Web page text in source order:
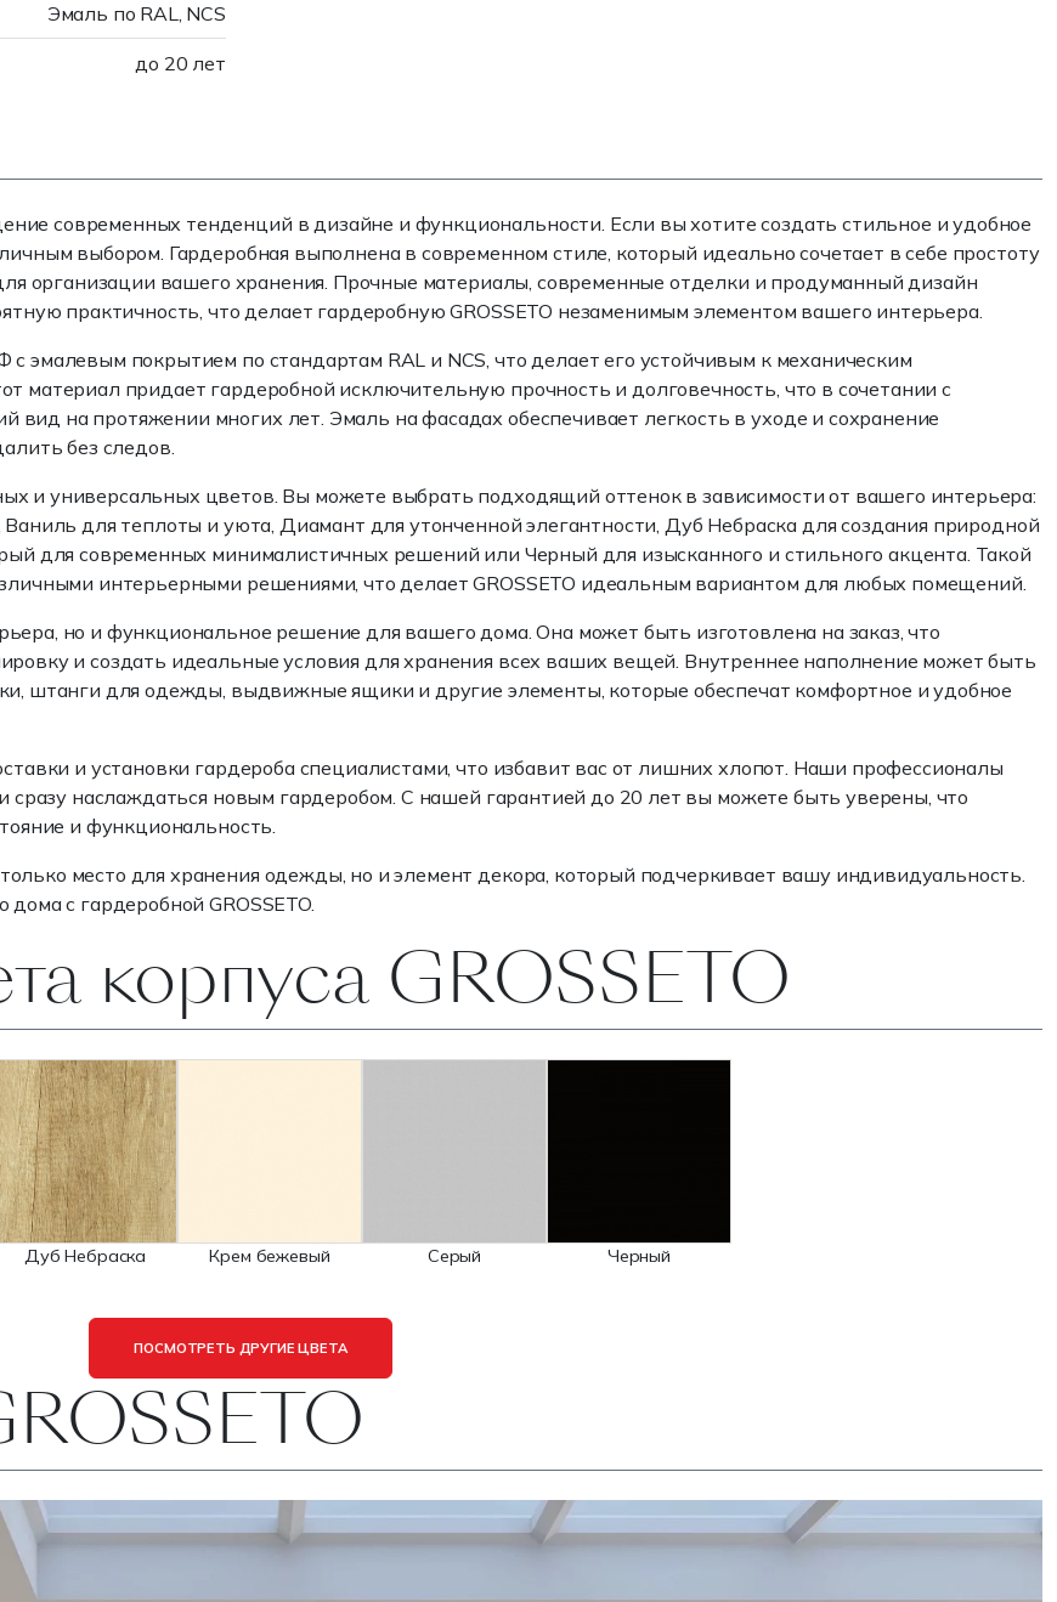
Эмаль по RAL, NCS
до 20 лет
современных тенденций в дизайне и функциональности. Если вы хотите создать стильное и удобное
выбором. Гардеробная выполнена в современном стиле, который идеально сочетает в себе простоту
организации вашего хранения. Прочные материалы, современные отделки и продуманный дизайн
практичность, что делает гардеробную GROSSETO незаменимым элементом вашего интерьера.
эмалевым покрытием по стандартам RAL и NCS, что делает его устойчивым к механическим
материал придает гардеробной исключительную прочность и долговечность, что в сочетании с
на протяжении многих лет. Эмаль на фасадах обеспечивает легкость в уходе и сохранение
без следов.
и универсальных цветов. Вы можете выбрать подходящий оттенок в зависимости от вашего интерьера:
для теплоты и уюта, Диамант для утонченной элегантности, Дуб Небраска для создания природной
для современных минималистичных решений или Черный для изысканного и стильного акцента. Такой
интерьерными решениями, что делает GROSSETO идеальным вариантом для любых помещений.
но и функциональное решение для вашего дома. Она может быть изготовлена на заказ, что
и создать идеальные условия для хранения всех ваших вещей. Внутреннее наполнение может быть
штанги для одежды, выдвижные ящики и другие элементы, которые обеспечат комфортное и удобное
и установки гардероба специалистами, что избавит вас от лишних хлопот. Наши профессионалы
сразу наслаждаться новым гардеробом. С нашей гарантией до 20 лет вы можете быть уверены, что
и функциональность.
место для хранения одежды, но и элемент декора, который подчеркивает вашу индивидуальность.
с гардеробной GROSSETO.
корпуса GROSSETO
Дуб Небраска Крем бежевый Серый Черный
ПОСМОТРЕТЬ ДРУГИЕ ЦВЕТА